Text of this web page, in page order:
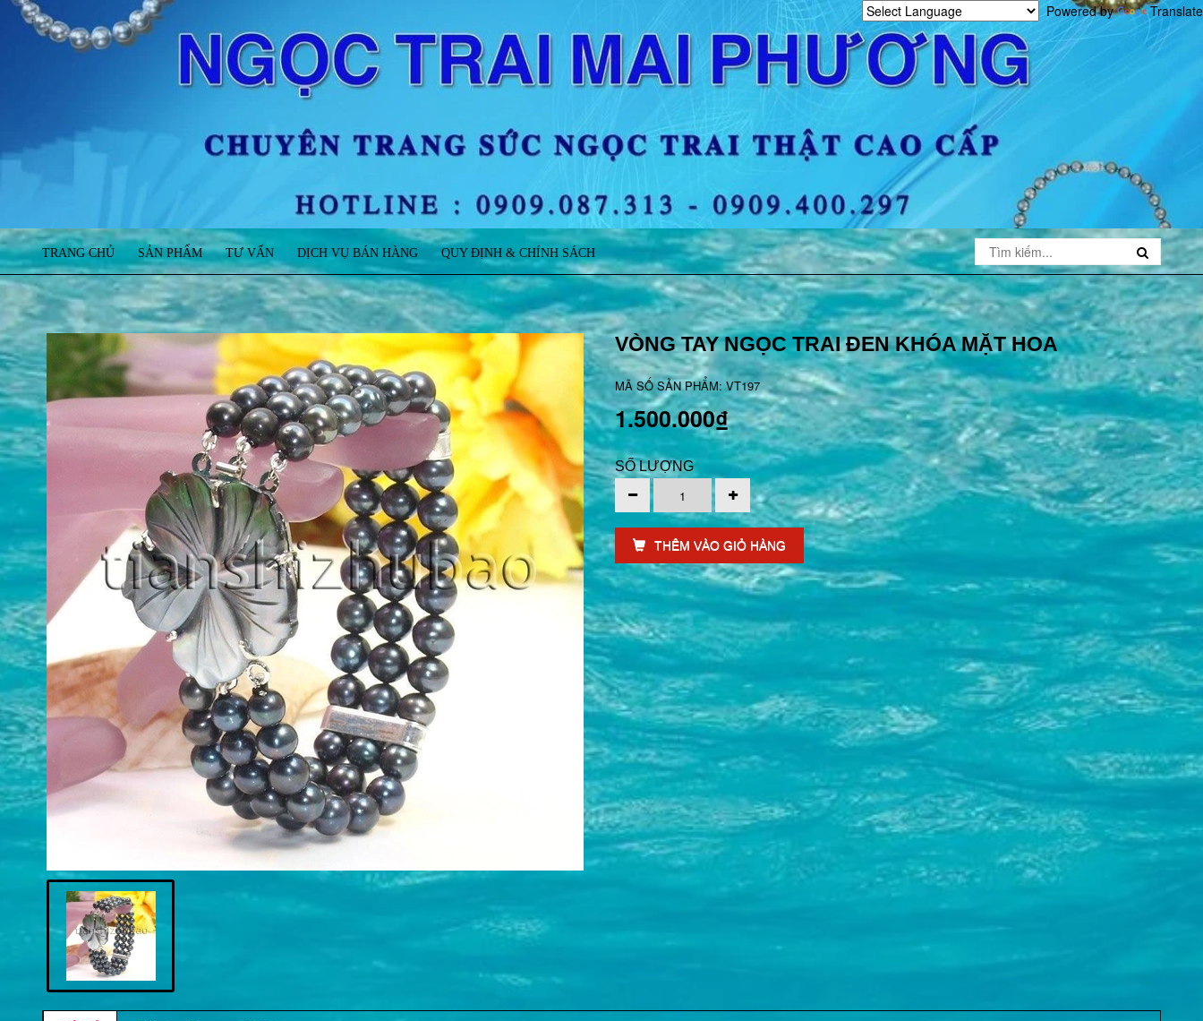
TRANG CHỦ SẢN PHẨM TƯ VẤN DỊCH VỤ BÁN HÀNG QUY ĐỊNH & CHÍNH SÁCH
Powered by Translate
VÒNG TAY NGỌC TRAI ĐEN KHÓA MẶT HOA
MÃ SỐ SẢN PHẨM: VT197
1.500.000₫
SỐ LƯỢNG
THÊM VÀO GIỎ HÀNG